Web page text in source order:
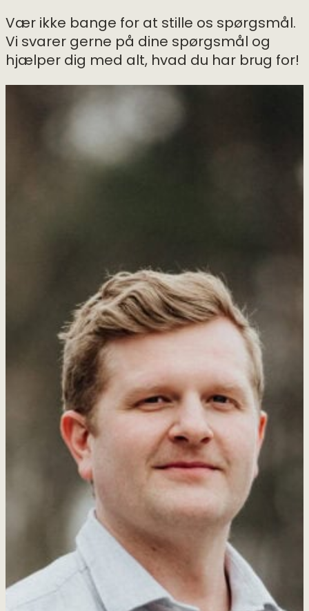
Vær ikke bange for at stille os spørgsmål.
Vi svarer gerne på dine spørgsmål og
hjælper dig med alt, hvad du har brug for!